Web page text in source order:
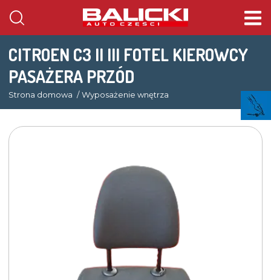
CITROEN C3 II III FOTEL KIEROWCY
PASAŻERA PRZÓD
Strona domowa Wyposażenie wnętrza